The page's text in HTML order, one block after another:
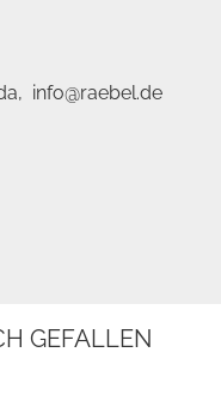
info@raebel.de
GEFALLEN